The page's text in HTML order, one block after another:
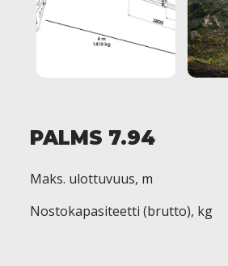
PALMS 7.94
Maks. ulottuvuus, m
Nostokapasiteetti (brutto), kg